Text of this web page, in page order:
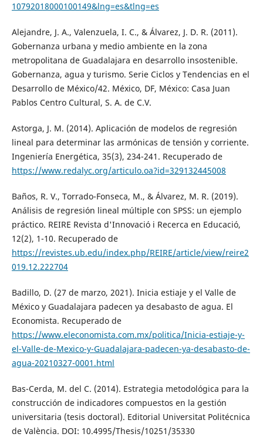
10792018000100149&lng=es&tlng=es
Alejandre, J. A., Valenzuela, I. C., & Álvarez, J. D. R. (2011).
Gobernanza urbana y medio ambiente en la zona
metropolitana de Guadalajara en desarrollo insostenible.
Gobernanza, agua y turismo. Serie Ciclos y Tendencias en el
Desarrollo de México/42. México, DF, México: Casa Juan
Pablos Centro Cultural, S. A. de C.V.
Astorga, J. M. (2014). Aplicación de modelos de regresión
lineal para determinar las armónicas de tensión y corriente.
Ingeniería Energética, 35(3), 234-241. Recuperado de
https://www.redalyc.org/articulo.oa?id=329132445008
Baños, R. V., Torrado-Fonseca, M., & Álvarez, M. R. (2019).
Análisis de regresión lineal múltiple con SPSS: un ejemplo
práctico. REIRE Revista d'Innovació i Recerca en Educació,
12(2), 1-10. Recuperado de
https://revistes.ub.edu/index.php/REIRE/article/view/reire2
019.12.222704
Badillo, D. (27 de marzo, 2021). Inicia estiaje y el Valle de
México y Guadalajara padecen ya desabasto de agua. El
Economista. Recuperado de
https://www.eleconomista.com.mx/politica/Inicia-estiaje-y-
el-Valle-de-Mexico-y-Guadalajara-padecen-ya-desabasto-de-
agua-20210327-0001.html
Bas-Cerda, M. del C. (2014). Estrategia metodológica para la
construcción de indicadores compuestos en la gestión
universitaria (tesis doctoral). Editorial Universitat Politécnica
de València. DOI: 10.4995/Thesis/10251/35330